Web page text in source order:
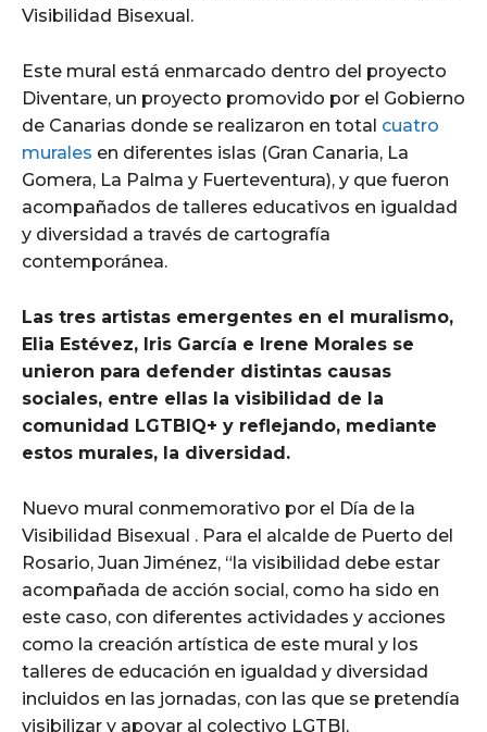
Visibilidad Bisexual.
Este mural está enmarcado dentro del proyecto
Diventare, un proyecto promovido por el Gobierno
de Canarias donde se realizaron en total cuatro
murales en diferentes islas (Gran Canaria, La
Gomera, La Palma y Fuerteventura), y que fueron
acompañados de talleres educativos en igualdad
y diversidad a través de cartografía
contemporánea.
Las tres artistas emergentes en el muralismo,
Elia Estévez, Iris García e Irene Morales se
unieron para defender distintas causas
sociales, entre ellas la visibilidad de la
comunidad LGTBIQ+ y reflejando, mediante
estos murales, la diversidad.
Nuevo mural conmemorativo por el Día de la
Visibilidad Bisexual . Para el alcalde de Puerto del
Rosario, Juan Jiménez, “la visibilidad debe estar
acompañada de acción social, como ha sido en
este caso, con diferentes actividades y acciones
como la creación artística de este mural y los
talleres de educación en igualdad y diversidad
incluidos en las jornadas, con las que se pretendía
visibilizar y apoyar al colectivo LGTBI,